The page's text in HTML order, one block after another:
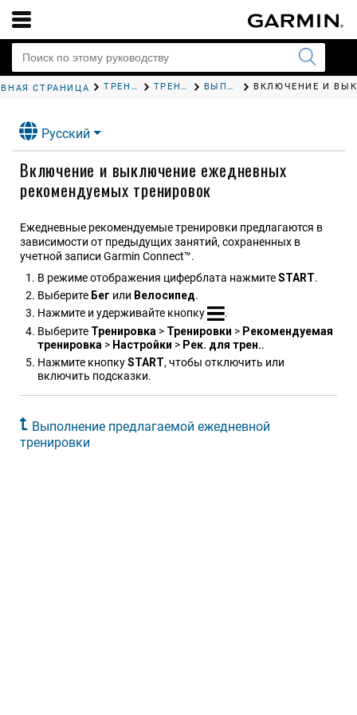
СТРАНИЦА ТРЕНИРОВКА ТРЕНИРОВКИ ВЫПОЛНЕНИЕ ПРЕДЛАГАЕМОЙ ЕЖЕДНЕВНОЙ ТРЕНИРОВКИ
Русский
Включение и выключение ежедневных
рекомендуемых тренировок
Ежедневные рекомендуемые тренировки предлагаются в
зависимости от предыдущих занятий, сохраненных в
учетной записи Garmin Connect™.
В режиме отображения циферблата нажмитеSTART.
Выберите Бег или Велосипед.
Нажмите и удерживайте кнопку
.
Выберите Тренировка > Тренировки > Рекомендуемая
тренировка > Настрой​ки > Рек. для трен..‍
Нажмите кнопкуSTART, чтобы отключить или
включить подсказки.
Выполнение предлагаемой ежедневной
тренировки